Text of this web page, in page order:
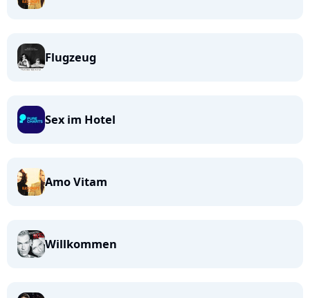
Flugzeug
Sex im Hotel
Amo Vitam
Willkommen